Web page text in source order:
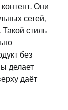
Они
сетей,
стиль
без
делает
даёт